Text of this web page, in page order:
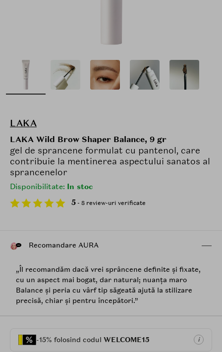
LAKA
LAKA Wild Brow Shaper Balance, 9 gr
gel de sprancene formulat cu pantenol, care
contribuie la mentinerea aspectului sanatos al
sprancenelor
Disponibilitate: In stoc
5 - 8 review-uri verificate
Recomandare AURA
„Îl recomandăm dacă vrei sprâncene definite și fixate,
cu un aspect mai bogat, dar natural; nuanța maro
Balance și peria cu vârf tip săgeată ajută la stilizare
precisă, chiar și pentru începători.”
-15% folosind codul WELCOME15 i